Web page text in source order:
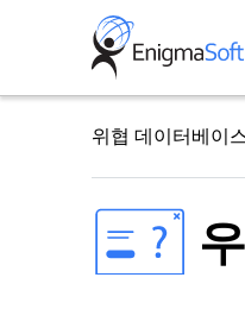
위협 데이터베이